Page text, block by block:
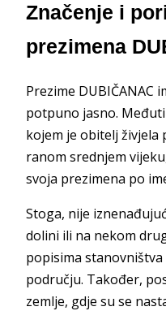
Značenje i
prezimena
Prezime
potpuno jasno.
kojem je obitelj živjela
ranom srednjem
svoja prezimena po
Stoga, nije
dolini ili na nekom
popisima
području. Također,
zemlje, gdje su se